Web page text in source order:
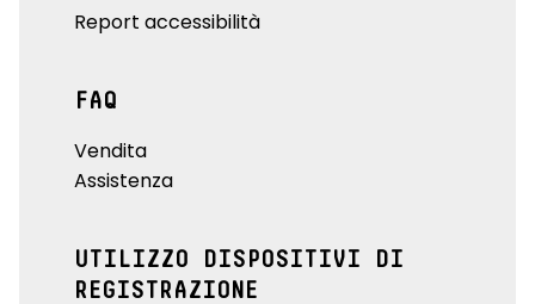
Report accessibilità
FAQ
Vendita
Assistenza
UTILIZZO DISPOSITIVI DI
REGISTRAZIONE